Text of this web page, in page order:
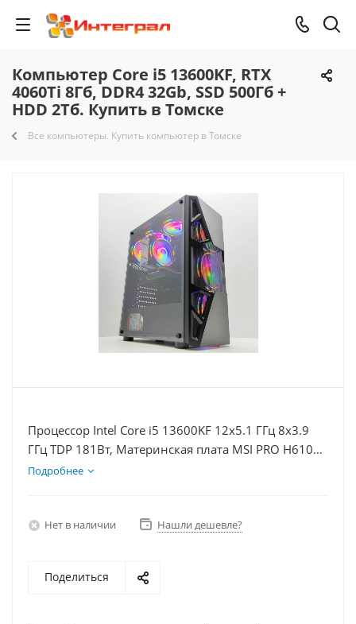
Компьютер Core i5 13600KF, RTX
4060Ti 8Гб, DDR4 32Gb, SSD 500Гб +
HDD 2Тб. Купить в Томске
Все компьютеры. Купить компьютер в Томске
Процессор Intel Core i5 13600KF 12x5.1 ГГц 8x3.9
ГГц TDP 181Вт, Материнская плата MSI PRO H610M-
E, Видеокарта RTX 4060Ti 8Гб, Память DDR4 32Gb,
Подробнее
Нет в наличии Нашли дешевле?
Поделиться